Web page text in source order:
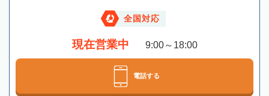
全国対応
現在営業中 9:00～18:00
電話する